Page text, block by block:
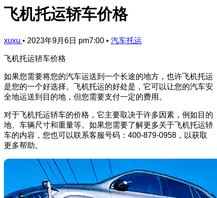
飞机托运轿车价格
xuxu • 2023年9月6日 pm7:00 • 汽车托运
飞机托运轿车价格
如果您需要将您的汽车运送到一个长途的地方，也许飞机托运
是您的一个好选择。飞机托运的好处是，它可以让您的汽车安
全地运送到目的地，但您需要支付一定的费用。
对于飞机托运轿车的价格，它主要取决于许多因素，例如目的
地、车辆尺寸和重量等。如果您需要了解更多关于飞机托运轿
车的内容，您也可以联系客服号码：400-879-0958，以获取
更多帮助。